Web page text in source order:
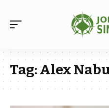
Tag:Alex